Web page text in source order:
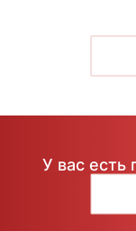
У вас есть